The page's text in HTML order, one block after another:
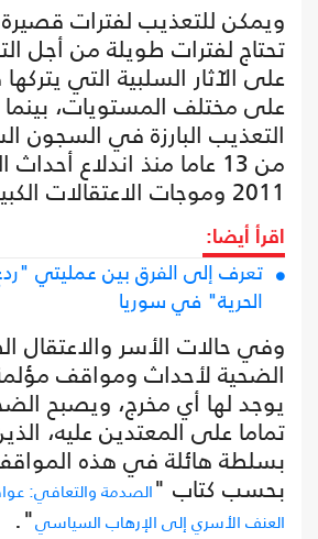
ويمكن للتعذيب لفترات قصيرة
تحتاج لفترات طويلة من أجل
على الآثار السلبية التي
على مختلف المستويات،
التعذيب البارزة في السجون
من 13 عاما منذ اندلاع
2011 وموجات الاعتقالات الكبيرة.
اقرأ أيضا:
تعرف إلى الفرق بين عمليتي
الحرية" في سوريا
وفي حالات الأسر والاعتقال
الضحية لأحداث ومواقف
يوجد لها أي مخرج، ويصبح
تماما على المعتدين عليه،
بسلطة هائلة في هذه
بحسب كتاب "الصدمة والتعافي:
العنف الأسري إلى الإرهاب السياسي".